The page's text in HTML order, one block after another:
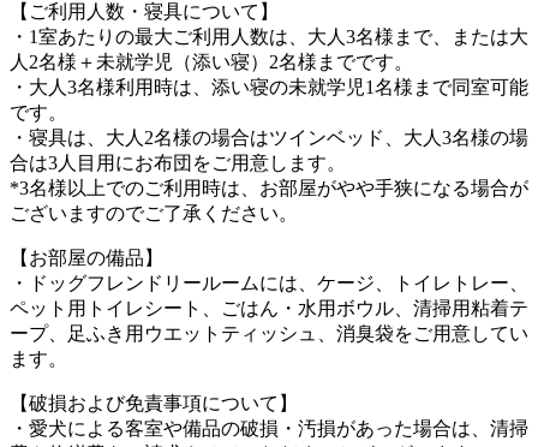
【ご利用人数・寝具について】
・1室あたりの最大ご利用人数は、大人3名様まで、または大
人2名様＋未就学児（添い寝）2名様までです。
・大人3名様利用時は、添い寝の未就学児1名様まで同室可能
です。
・寝具は、大人2名様の場合はツインベッド、大人3名様の場
合は3人目用にお布団をご用意します。
*3名様以上でのご利用時は、お部屋がやや手狭になる場合が
ございますのでご了承ください。
【お部屋の備品】
・ドッグフレンドリールームには、ケージ、トイレトレー、
ペット用トイレシート、ごはん・水用ボウル、清掃用粘着テ
ープ、足ふき用ウエットティッシュ、消臭袋をご用意してい
ます。
【破損および免責事項について】
・愛犬による客室や備品の破損・汚損があった場合は、清掃